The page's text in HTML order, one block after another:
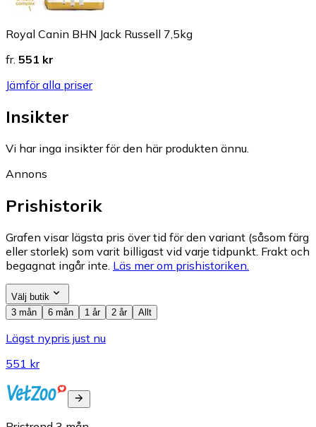
Royal Canin BHN Jack Russell 7,5kg
fr. 551 kr
Jämför alla priser
Insikter
Vi har inga insikter för den här produkten ännu.
Annons
Prishistorik
Grafen visar lägsta pris över tid för den variant (såsom färg
eller storlek) som varit billigast vid varje tidpunkt. Frakt och
begagnat ingår inte. Läs mer om prishistoriken.
Välj butik
3 mån
6 mån 1 år 2 år Allt
Lägst nypris just nu
551 kr